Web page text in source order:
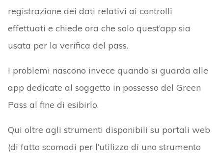
registrazione dei dati relativi ai controlli
effettuati e chiede ora che solo quest’app sia
usata per la verifica del pass.
I problemi nascono invece quando si guarda alle
app dedicate al soggetto in possesso del Green
Pass al fine di esibirlo.
Qui oltre agli strumenti disponibili su portali web
(di fatto scomodi per l’utilizzo di uno strumento